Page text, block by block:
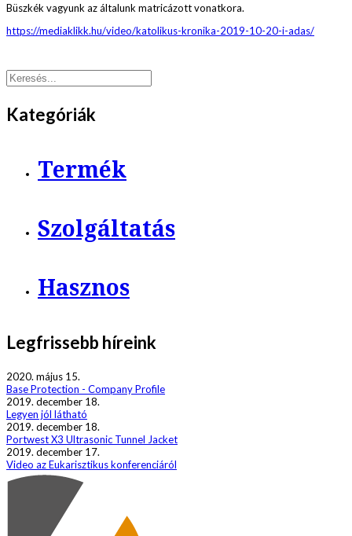
Büszkék vagyunk az általunk matricázott vonatkora.
https://mediaklikk.hu/video/katolikus-kronika-2019-10-20-i-adas/
Kategóriák
Termék
Szolgáltatás
Hasznos
Legfrissebb híreink
2020. május 15.
Base Protection - Company Profile
2019. december 18.
Legyen jól látható
2019. december 18.
Portwest X3 Ultrasonic Tunnel Jacket
2019. december 17.
Video az Eukarisztikus konferenciáról